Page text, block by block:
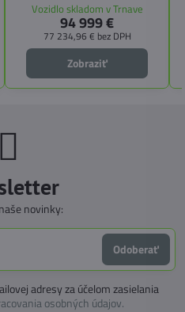
CITY, TECHNO, SICHERHEIT a
MEGA WINTER získate maximálnu
bezpečnosť, pohodlie a
technologické inovácie. Ideálna
voľba pre tých, ktorí hľadajú luxus,
funkčnosť a slobodu na cestách.
Vozidlo skladom v Trnave
94 999 €
77 234,96 € bez DPH
Zobraziť
novinky:
Odoberať
adresy za účelom zasielania
osobných údajov.